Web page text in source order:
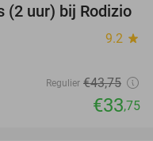
23%
(2 uur) bij Rodizio
9.2 star
Regulier €43,75
€33,75